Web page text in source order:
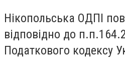
Нікопольська ОДПІ
відповідно до
Податкового кодексу